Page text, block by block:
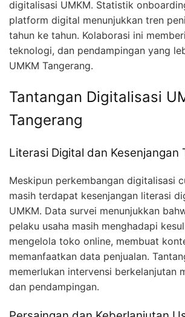
digitalisasi UMKM. Statistik
platform digital menunjukkan tren
tahun ke tahun. Kolaborasi ini
teknologi, dan pendampingan yang
UMKM Tangerang.
Tantangan Digitalisasi
Tangerang
Literasi Digital dan Kesenjangan
Meskipun perkembangan digitalisasi
masih terdapat kesenjangan literasi
UMKM. Data survei menunjukkan
pelaku usaha masih menghadapi
mengelola toko online, membuat
memanfaatkan data penjualan.
memerlukan intervensi berkelanjutan
dan pendampingan.